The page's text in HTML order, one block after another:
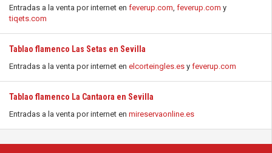
Entradas a la venta por internet en feverup.com, feverup.com y
tiqets.com
Tablao flamenco Las Setas en Sevilla
Entradas a la venta por internet en elcorteingles.es y feverup.com
Tablao flamenco La Cantaora en Sevilla
Entradas a la venta por internet en mireservaonline.es